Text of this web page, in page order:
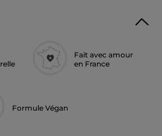
Fait avec amour
en France
Formule Végan